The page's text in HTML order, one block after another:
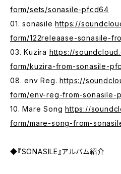
form/sets/sonasile-pfcd64
01. sonasilehttps://
form/122releaase-sonasile-
03. Kuzira https://
form/kuzira-from-sonasile-
08. env Reg.https://
form/env-reg-from-sonasile-
10. Mare Songhttps://
form/mare-song-from-
◆『SONASILE』アルバム紹介